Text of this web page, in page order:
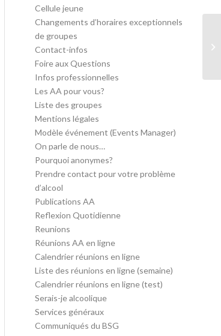
Cellule jeune
Changements d’horaires exceptionnels
de groupes
Contact-infos
Foire aux Questions
Infos professionnelles
Les AA pour vous?
Liste des groupes
Mentions légales
Modèle événement (Events Manager)
On parle de nous…
Pourquoi anonymes?
Prendre contact pour votre problème
d’alcool
Publications AA
Reflexion Quotidienne
Reunions
Réunions AA en ligne
Calendrier réunions en ligne
Liste des réunions en ligne (semaine)
Calendrier réunions en ligne (test)
Serais-je alcoolique
Services généraux
Communiqués du BSG